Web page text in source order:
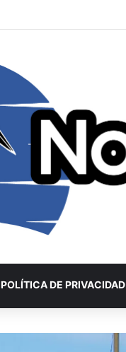
POLÍTICA DE PRIVACIDAD